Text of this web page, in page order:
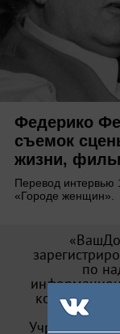
Федерико
съемок
жизни,
Перевод интервью
«Городе женщин».
по
№ ФС
Учредитель: